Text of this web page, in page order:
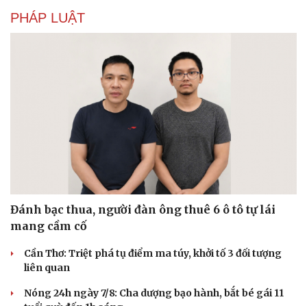
PHÁP LUẬT
Đánh bạc thua, người đàn ông thuê 6 ô tô tự lái
mang cầm cố
Cần Thơ: Triệt phá tụ điểm ma túy, khởi tố 3 đối tượng
liên quan
Nóng 24h ngày 7/8: Cha dượng bạo hành, bắt bé gái 11